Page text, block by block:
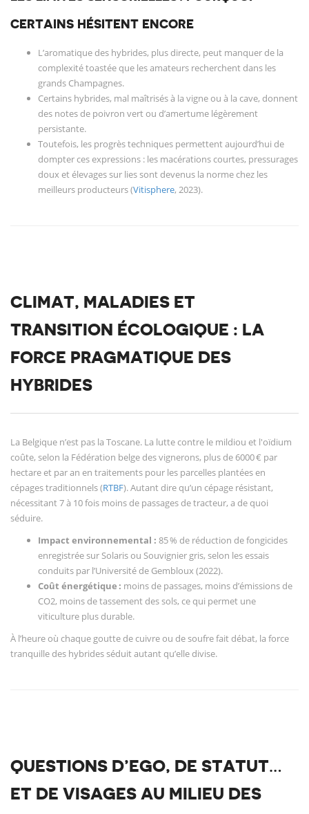
CERTAINS HÉSITENT ENCORE
L’aromatique des hybrides, plus directe, peut manquer de la
complexité toastée que les amateurs recherchent dans les
grands Champagnes.
Certains hybrides, mal maîtrisés à la vigne ou à la cave, donnent
des notes de poivron vert ou d’amertume légèrement
persistante.
Toutefois, les progrès techniques permettent aujourd’hui de
dompter ces expressions : les macérations courtes, pressurages
doux et élevages sur lies sont devenus la norme chez les
meilleurs producteurs (Vitisphere, 2023).
CLIMAT, MALADIES ET
TRANSITION ÉCOLOGIQUE : LA
FORCE PRAGMATIQUE DES
HYBRIDES
La Belgique n’est pas la Toscane. La lutte contre le mildiou et l'oïdium
coûte, selon la Fédération belge des vignerons, plus de 6000 € par
hectare et par an en traitements pour les parcelles plantées en
cépages traditionnels (RTBF). Autant dire qu’un cépage résistant,
nécessitant 7 à 10 fois moins de passages de tracteur, a de quoi
séduire.
Impact environnemental : 85 % de réduction de fongicides
enregistrée sur Solaris ou Souvignier gris, selon les essais
conduits par l’Université de Gembloux (2022).
Coût énergétique : moins de passages, moins d’émissions de
CO2, moins de tassement des sols, ce qui permet une
viticulture plus durable.
À l’heure où chaque goutte de cuivre ou de soufre fait débat, la force
tranquille des hybrides séduit autant qu’elle divise.
QUESTIONS D’EGO, DE STATUT…
ET DE VISAGES AU MILIEU DES